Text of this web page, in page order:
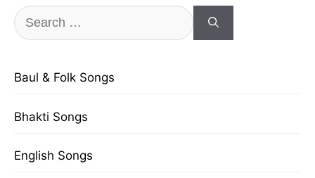
Search
for:
Baul & Folk Songs
Bhakti Songs
English Songs